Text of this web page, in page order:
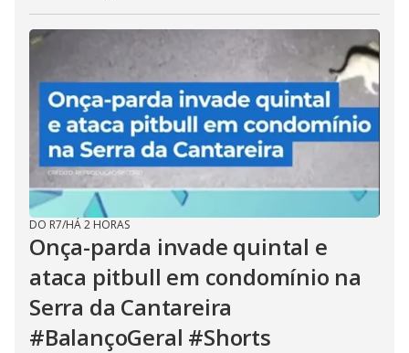
DO R7/HÁ 2 HORAS
Onça-parda invade quintal e
ataca pitbull em condomínio na
Serra da Cantareira
#BalançoGeral #Shorts